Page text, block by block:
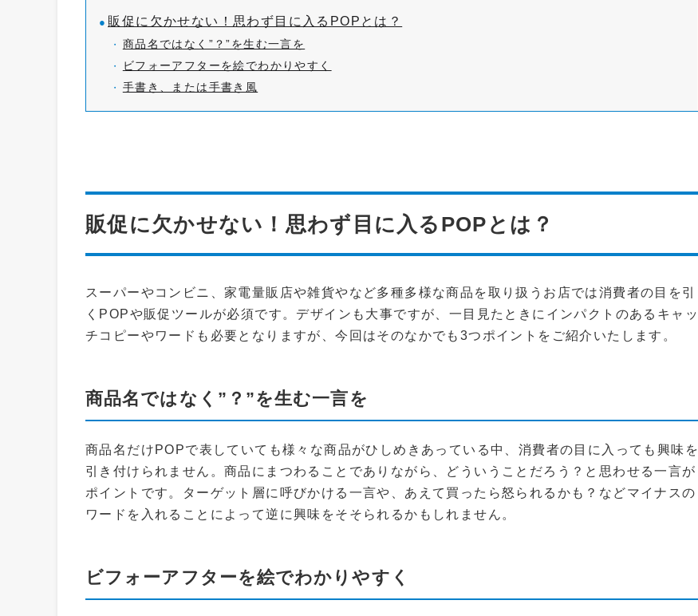
販促に欠かせない！思わず目に入るPOPとは？
商品名ではなく”？”を生む一言を
ビフォーアフターを絵でわかりやすく
手書き、または手書き風
販促に欠かせない！思わず目に入るPOPとは？
スーパーやコンビニ、家電量販店や雑貨やなど多種多様な商品を取り扱うお店では消費者の目を引
くPOPや販促ツールが必須です。デザインも大事ですが、一目見たときにインパクトのあるキャッ
チコピーやワードも必要となりますが、今回はそのなかでも3つポイントをご紹介いたします。
商品名ではなく”？”を生む一言を
商品名だけPOPで表していても様々な商品がひしめきあっている中、消費者の目に入っても興味を
引き付けられません。商品にまつわることでありながら、どういうことだろう？と思わせる一言が
ポイントです。ターゲット層に呼びかける一言や、あえて買ったら怒られるかも？などマイナスの
ワードを入れることによって逆に興味をそそられるかもしれません。
ビフォーアフターを絵でわかりやすく